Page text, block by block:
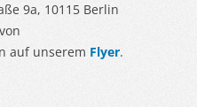
9a, 10115 Berlin
auf unserem Flyer.